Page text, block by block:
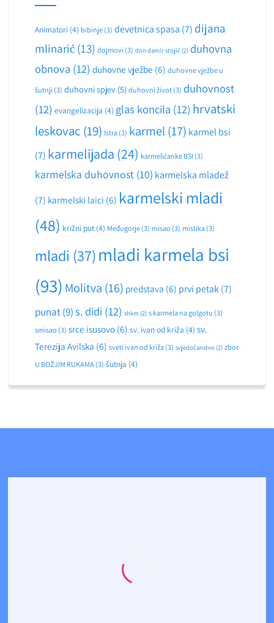
Animatori(4) bibinje(3) devetnica spasa (7) dijana
mlinarić(13) dojmovi (3) don damir stojić(2) duhovna
obnova (12) duhovne vježbe (6) duhovne vježbe u
šutnji (3) duhovni spjev(5) duhovni život(3) duhovnost
(12) evangelizacija (4) glas koncila (12) hrvatski
leskovac (19) Istra(3) karmel(17) karmel bsi
(7) karmelijada (24) karmelićanke BSI (3)
karmelska duhovnost(10) karmelska mladež
(7) karmelski laici (6) karmelski mladi
(48) križni put(4) Međugorje(3) misao (3) mistika(3)
mladi (37)mladi karmela bsi
(93) Molitva (16) predstava (6) prvi petak(7)
punat(9)s. didi (12) shkm (2) s karmela na golgotu (3)
smisao (3) srce isusovo(6) sv. ivan od križa (4) sv.
Terezija Avilska (6) sveti ivan od križa(3) svjedočanstvo(2) zbor
U BOŽJIM RUKAMA(3) šutnja (4)